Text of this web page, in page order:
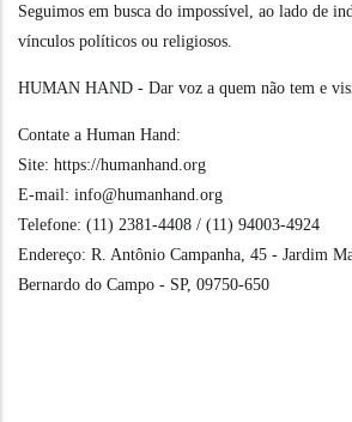
Seguimos em busca do impossível, ao lado de
vínculos políticos ou religiosos.
HUMAN HAND - Dar voz a quem não tem e
Contate a Human Hand:
Site: https://humanhand.org
E-mail: info@humanhand.org
Telefone: (11) 2381-4408 / (11) 94003-4924
Endereço: R. Antônio Campanha, 45 - Jardim
Bernardo do Campo - SP, 09750-650